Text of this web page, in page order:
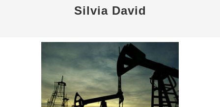
Silvia David